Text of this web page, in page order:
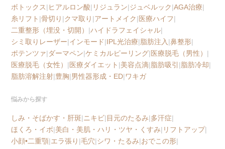
ボトックス|ヒアルロン酸| リジュラン|ジュベルック|AGA治療|
糸リフト |骨切り |クマ取り |アートメイク|医療ハイフ|
二重整形（埋没・切開） |ハイドラフェイシャル|
シミ取りレーザー|インモード|IPL光治療|脂肪注入 |鼻整形|
ポテンツァ|ダーマペン|ケミカルピーリング|医療脱毛（男性） |
医療脱毛（女性） |医療ダイエット |美容点滴|脂肪吸引 |脂肪冷却|
脂肪溶解注射|豊胸|男性器形成・ED|ワキガ
悩みから探す
しみ・そばかす・肝斑| ニキビ|目元のたるみ|多汗症|
ほくろ・イボ|美白・美肌・ハリ・ツヤ・くすみ| リフトアップ|
小顔•二重顎|エラ張り |毛穴|シワ・たるみ|おでこの形|